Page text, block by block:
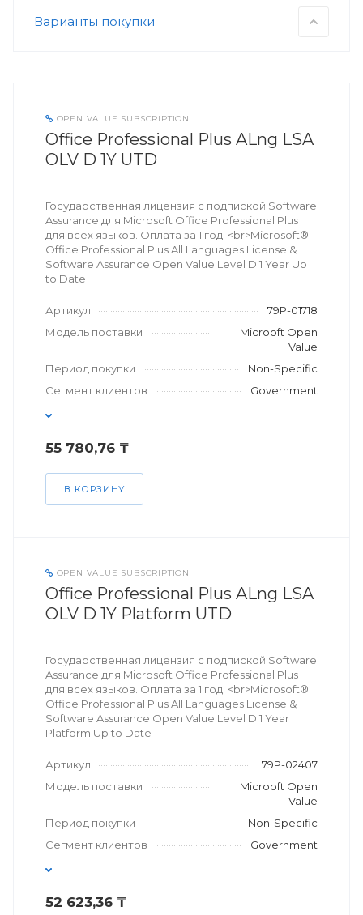
Варианты покупки
OPEN VALUE SUBSCRIPTION
Office Professional Plus ALng LSA
OLV D 1Y UTD
Государственная лицензия с подпиской Software
Assurance для Microsoft Office Professional Plus
для всех языков. Оплата за 1 год. <br>Microsoft®
Office Professional Plus All Languages License &
Software Assurance Open Value Level D 1 Year Up
to Date
Артикул
79P-01718
Модель поставки
Microoft Open
Value
Период покупки
Non-Specific
Сегмент клиентов
Government
55 780,76 ₸
В КОРЗИНУ
OPEN VALUE SUBSCRIPTION
Office Professional Plus ALng LSA
OLV D 1Y Platform UTD
Государственная лицензия с подпиской Software
Assurance для Microsoft Office Professional Plus
для всех языков. Оплата за 1 год. <br>Microsoft®
Office Professional Plus All Languages License &
Software Assurance Open Value Level D 1 Year
Platform Up to Date
Артикул
79P-02407
Модель поставки
Microoft Open
Value
Период покупки
Non-Specific
Сегмент клиентов
Government
52 623,36 ₸